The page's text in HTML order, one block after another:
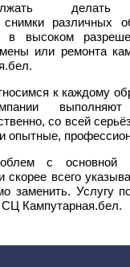
делать
снимки различных
в высоком
или ремонта
к каждому
со всей
опытные,
с основной
скорее всего
заменить. Услугу
СЦ Кампутарная.бел.